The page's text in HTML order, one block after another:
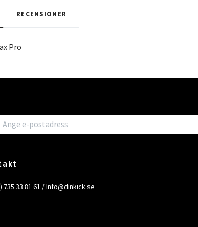
RECENSIONER
Pro
735 33 81 61 /Info@dinkick.se